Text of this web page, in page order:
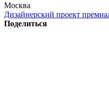
Москва
Дизайнерский проект
Поделиться